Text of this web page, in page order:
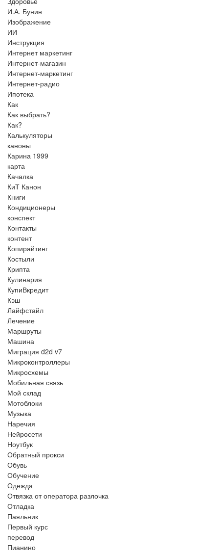
И.А. Бунин
Изображение
ИИ
Инструкция
Интернет маркетинг
Интернет-магазин
Интернет-маркетинг
Интернет-радио
Ипотека
Как
Как выбрать?
Как?
Калькуляторы
каноны
Карина 1999
карта
Качалка
КиТ Канон
Книги
Кондиционеры
конспект
Контакты
контент
Копирайтинг
Костыли
Крипта
Кулинария
КупиВкредит
Кэш
Лайфстайл
Лечение
Маршруты
Машина
Миграция d2d v7
Микроконтроллеры
Микросхемы
Мобильная связь
Мой склад
Мотоблоки
Музыка
Наречия
Нейросети
Ноутбук
Обратный прокси
Обувь
Обучение
Одежда
Отвязка от оператора разлочка
Отладка
Паяльник
Первый курс
перевод
Пианино